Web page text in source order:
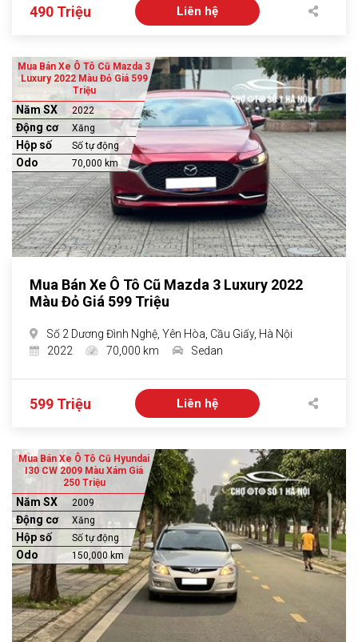
490 Triệu Liên hệ
Mua Bán Xe Ô Tô Cũ Mazda 3
Luxury 2022 Màu Đỏ Giá 599
Triệu
Năm SX 2022
Động cơ Xăng
Hộp số Số tự động
Odo 70,000 km
Mua Bán Xe Ô Tô Cũ Mazda 3 Luxury 2022
Màu Đỏ Giá 599 Triệu
Số 2 Dương Đình Nghệ, Yên Hòa, Cầu Giấy, Hà Nội
2022
70,000 km Sedan
599 Triệu Liên hệ
Mua Bán Xe Ô Tô Cũ Hyundai
I30 CW 2009 Màu Xám Giá
250 Triệu
Năm SX 2009
Động cơ Xăng
Hộp số Số tự động
Odo 150,000 km